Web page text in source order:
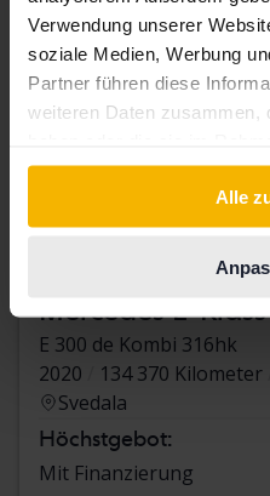
Verwendung unserer
soziale Medien, Werbung
Partner führen diese
weiteren Daten zusammen,
gesammelt haben.
Alle
Mercedes E-Klass
E 300 de Kombi 316hk
2020
134 370 Kilometer
Svedala
Höchstgebot:
Mit Finanzierung